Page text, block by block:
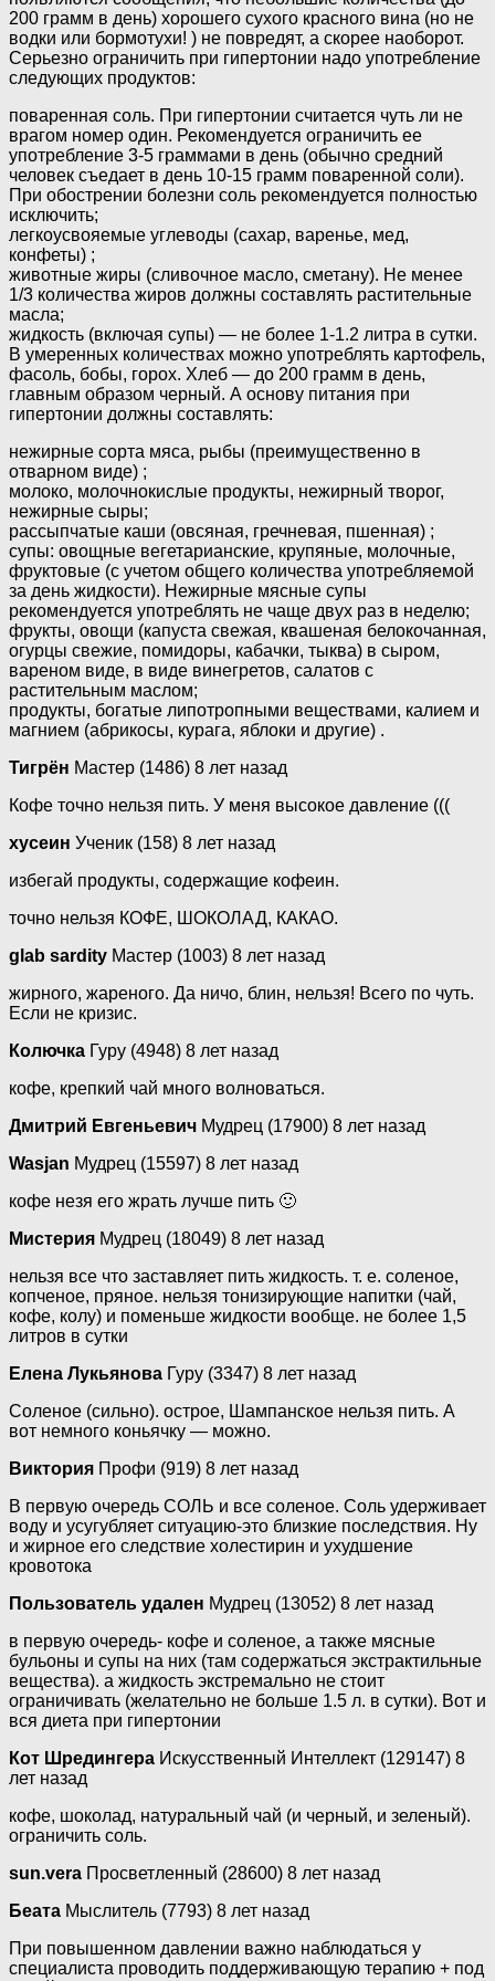
200 грамм в день) хорошего сухого красного вина (но не
водки или бормотухи! ) не повредят, а скорее наоборот.
Серьезно ограничить при гипертонии надо употребление
следующих продуктов:
поваренная соль. При гипертонии считается чуть ли не
врагом номер один. Рекомендуется ограничить ее
употребление 3-5 граммами в день (обычно средний
человек съедает в день 10-15 грамм поваренной соли).
При обострении болезни соль рекомендуется полностью
исключить;
легкоусвояемые углеводы (сахар, варенье, мед,
конфеты) ;
животные жиры (сливочное масло, сметану). Не менее
1/3 количества жиров должны составлять растительные
масла;
жидкость (включая супы) — не более 1-1.2 литра в сутки.
В умеренных количествах можно употреблять картофель,
фасоль, бобы, горох. Хлеб — до 200 грамм в день,
главным образом черный. А основу питания при
гипертонии должны составлять:
нежирные сорта мяса, рыбы (преимущественно в
отварном виде) ;
молоко, молочнокислые продукты, нежирный творог,
нежирные сыры;
рассыпчатые каши (овсяная, гречневая, пшенная) ;
супы: овощные вегетарианские, крупяные, молочные,
фруктовые (с учетом общего количества употребляемой
за день жидкости). Нежирные мясные супы
рекомендуется употреблять не чаще двух раз в неделю;
фрукты, овощи (капуста свежая, квашеная белокочанная,
огурцы свежие, помидоры, кабачки, тыква) в сыром,
вареном виде, в виде винегретов, салатов с
растительным маслом;
продукты, богатые липотропными веществами, калием и
магнием (абрикосы, курага, яблоки и другие) .
Тигрён Мастер (1486) 8 лет назад
Кофе точно нельзя пить. У меня высокое давление (((
хусеин Ученик (158) 8 лет назад
избегай продукты, содержащие кофеин.
точно нельзя КОФЕ, ШОКОЛАД, КАКАО.
glab sardity Мастер (1003) 8 лет назад
жирного, жареного. Да ничо, блин, нельзя! Всего по чуть.
Если не кризис.
Колючка Гуру (4948) 8 лет назад
кофе, крепкий чай много волноваться.
Дмитрий Евгеньевич Мудрец (17900) 8 лет назад
Wasjan Мудрец (15597) 8 лет назад
кофе незя его жрать лучше пить 🙂
Мистерия Мудрец (18049) 8 лет назад
нельзя все что заставляет пить жидкость. т. е. соленое,
копченое, пряное. нельзя тонизирующие напитки (чай,
кофе, колу) и поменьше жидкости вообще. не более 1,5
литров в сутки
Елена Лукьянова Гуру (3347) 8 лет назад
Соленое (сильно). острое, Шампанское нельзя пить. А
вот немного коньячку — можно.
Виктория Профи (919) 8 лет назад
В первую очередь СОЛЬ и все соленое. Соль удерживает
воду и усугубляет ситуацию-это близкие последствия. Ну
и жирное его следствие холестирин и ухудшение
кровотока
Пользователь удален Мудрец (13052) 8 лет назад
в первую очередь- кофе и соленое, а также мясные
бульоны и супы на них (там содержаться экстрактильные
вещества). а жидкость экстремально не стоит
ограничивать (желательно не больше 1.5 л. в сутки). Вот и
вся диета при гипертонии
Кот Шредингера Искусственный Интеллект (129147) 8
лет назад
кофе, шоколад, натуральный чай (и черный, и зеленый).
ограничить соль.
sun.vera Просветленный (28600) 8 лет назад
Беата Мыслитель (7793) 8 лет назад
При повышенном давлении важно наблюдаться у
специалиста проводить поддерживающую терапию + под